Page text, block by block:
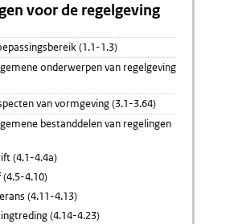
voor de regelgeving
(1.1-1.3)
onderwerpen van regelgeving
van vormgeving (3.1-3.64)
bestanddelen van regelingen
(4.1-4.4a)
(4.5-4.10)
(4.11-4.13)
(4.14-4.23)